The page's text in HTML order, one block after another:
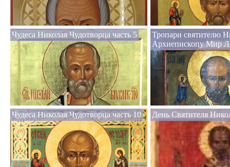
Чудеса Николая Чудотворца часть 5
Тропари святителю
Архиепископу Мир
Чудеса Николая Чудотворца часть 10 День Святителя